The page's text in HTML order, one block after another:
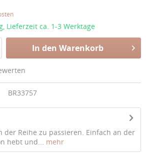
Lieferzeit ca. 1-3 Werktage
In den Warenkorb
BR33757
der Reihe zu passieren. Einfach an der
hebt und... mehr